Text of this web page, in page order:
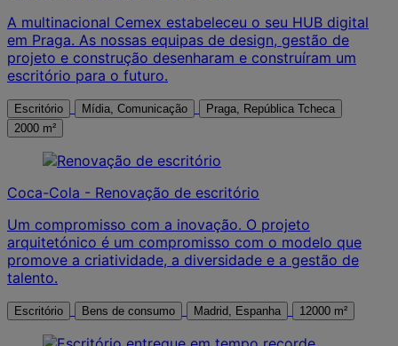
A multinacional Cemex estabeleceu o seu HUB digital
em Praga. As nossas equipas de design, gestão de
projeto e construção desenharam e construíram um
escritório para o futuro.
Escritório Mídia, Comunicação
Praga, República Tcheca
2000 m²
Coca-Cola - Renovação de escritório
Um compromisso com a inovação. O projeto
arquitetónico é um compromisso com o modelo que
promove a criatividade, a diversidade e a gestão de
talento.
Escritório Bens de consumo Madrid, Espanha 12000 m²